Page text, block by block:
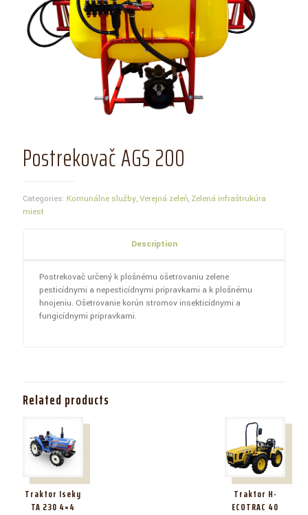
Postrekovač AGS 200
Categories: Komunálne služby,Verejná zeleň, Zelená infraštrukúra
miest
Description
Postrekovač určený k plošnému ošetrovaniu zelene
pesticídnymi a nepesticídnymi prípravkami a k plošnému
hnojeniu. Ošetrovanie korún stromov insekticídnymi a
fungicídnymi prípravkami.
Related products
Traktor Iseky
TA 230 4×4
Traktor H-
ECOTRAC 40